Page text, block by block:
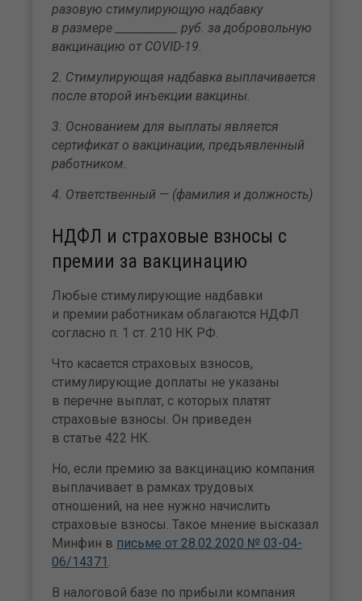
разовую стимулирующую надбавку
в размере ___________ руб. за добровольную
вакцинацию от COVID-19.
2. Стимулирующая надбавка выплачивается
после второй инъекции вакцины.
3. Основанием для выплаты является
сертификат о вакцинации, предъявленный
работником.
4. Ответственный — (фамилия и должность)
НДФЛ и страховые взносы с
премии за вакцинацию
Любые стимулирующие надбавки
и премии работникам облагаются НДФЛ
согласно п. 1 ст. 210 НК РФ.
Что касается страховых взносов,
стимулирующие доплаты не указаны
в перечне выплат, с которых платят
страховые взносы. Он приведен
в статье 422 НК.
Но, если премию за вакцинацию компания
выплачивает в рамках трудовых
отношений, на нее нужно начислить
страховые взносы. Такое мнение высказал
Минфин в письме от 28.02.2020 № 03-04-
06/14371
В налоговой базе по прибыли компания